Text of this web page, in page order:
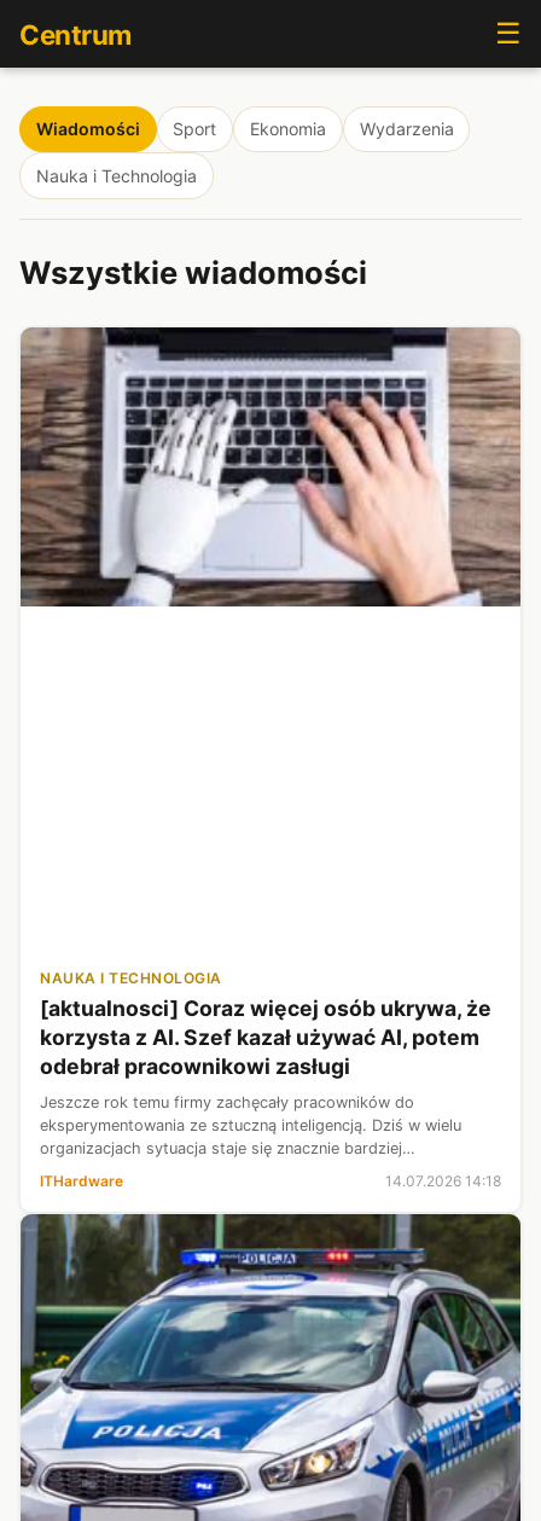
Centrum ☰
Wiadomości Sport Ekonomia Wydarzenia
Nauka i Technologia
Wszystkie wiadomości
NAUKA I TECHNOLOGIA
[aktualnosci] Coraz więcej osób ukrywa, że
korzysta z AI. Szef kazał używać AI, potem
odebrał pracownikowi zasługi
Jeszcze rok temu firmy zachęcały pracowników do
eksperymentowania ze sztuczną inteligencją. Dziś w wielu
organizacjach sytuacja staje się znacznie bardziej
skomplikowana. Menedżerowie oczekują korzystania z
ITHardware 14.07.2026 14:18